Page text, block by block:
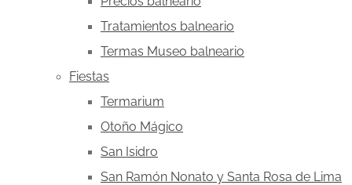
Tratamientos balneario
Termas Museo balneario
Fiestas
Termarium
Otoño Mágico
San Isidro
San Ramón Nonato y Santa Rosa de Lima